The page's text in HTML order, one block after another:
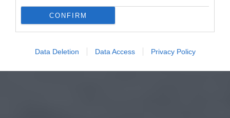
CONFIRM
Data Deletion Data Access Privacy Policy